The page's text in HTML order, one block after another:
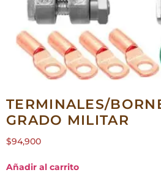
TERMINALES/
GRADO MILITAR
$94,900
Añadir al carrito